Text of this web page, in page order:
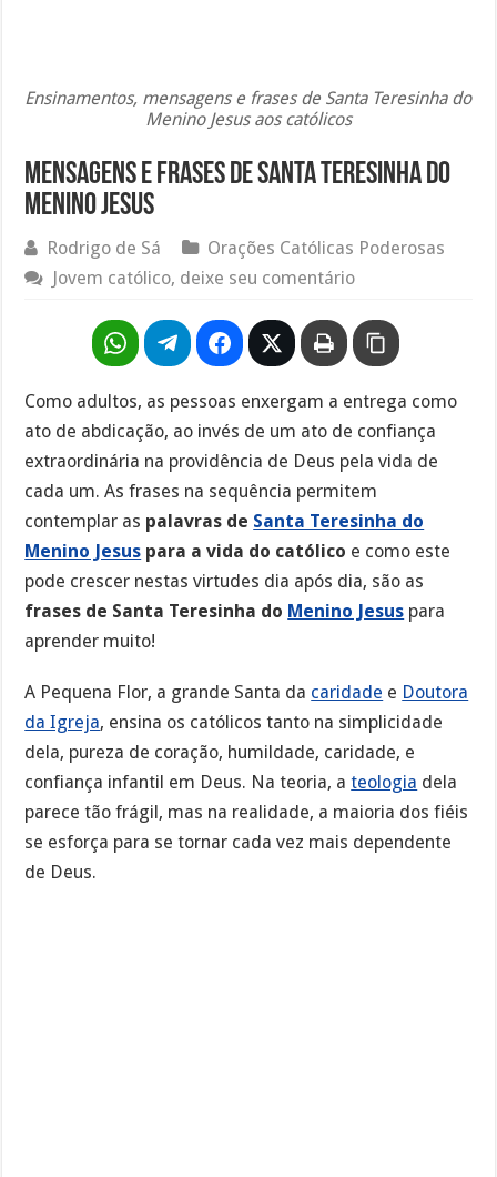
Ensinamentos, mensagens e frases de Santa Teresinha do
Menino Jesus aos católicos
Mensagens e Frases de Santa Teresinha do
Menino Jesus
Rodrigo de Sá
Orações Católicas Poderosas
Jovem católico, deixe seu comentário
Como adultos, as pessoas enxergam a entrega como
ato de abdicação, ao invés de um ato de confiança
extraordinária na providência de Deus pela vida de
cada um. As frases na sequência permitem
contemplar as palavras de Santa Teresinha do
Menino Jesus para a vida do católico e como este
pode crescer nestas virtudes dia após dia, são as
frases de Santa Teresinha do Menino Jesus para
aprender muito!
A Pequena Flor, a grande Santa da caridade e Doutora
da Igreja, ensina os católicos tanto na simplicidade
dela, pureza de coração, humildade, caridade, e
confiança infantil em Deus. Na teoria, ateologia dela
parece tão frágil, mas na realidade, a maioria dos fiéis
se esforça para se tornar cada vez mais dependente
de Deus.